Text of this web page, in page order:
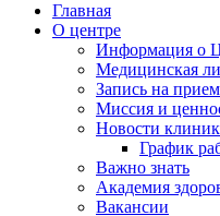
Главная
О центре
Информация о
Медицинская
Запись на
Миссия и
Новости
График
Важно знать
Академия
Вакансии